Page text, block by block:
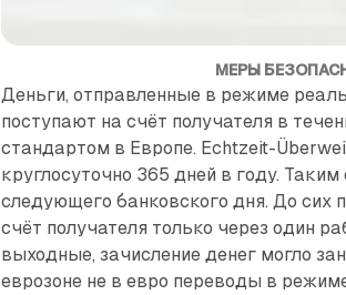
МЕРЫ
Деньги, отправленные в режиме
поступают на счёт получателя в
стандартом в Европе. Echtzeit-
круглосуточно 365 дней в году.
следующего банковского дня. До сих
счёт получателя только через один
выходные, зачисление денег могло
еврозоне не в евро переводы в